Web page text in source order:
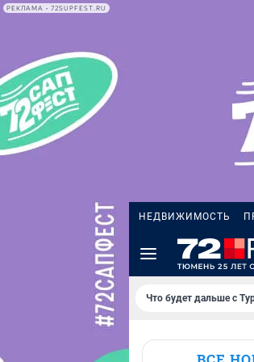
РЕКЛАМА • 72SUPFEST.RU
НЕДВИЖИМОСТЬ
Что будет дальше с